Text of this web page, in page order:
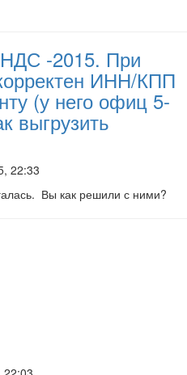
-2015. При
ИНН/КПП
(у него офиц 5-
выгрузить
22:33
Вы как решили с ними?